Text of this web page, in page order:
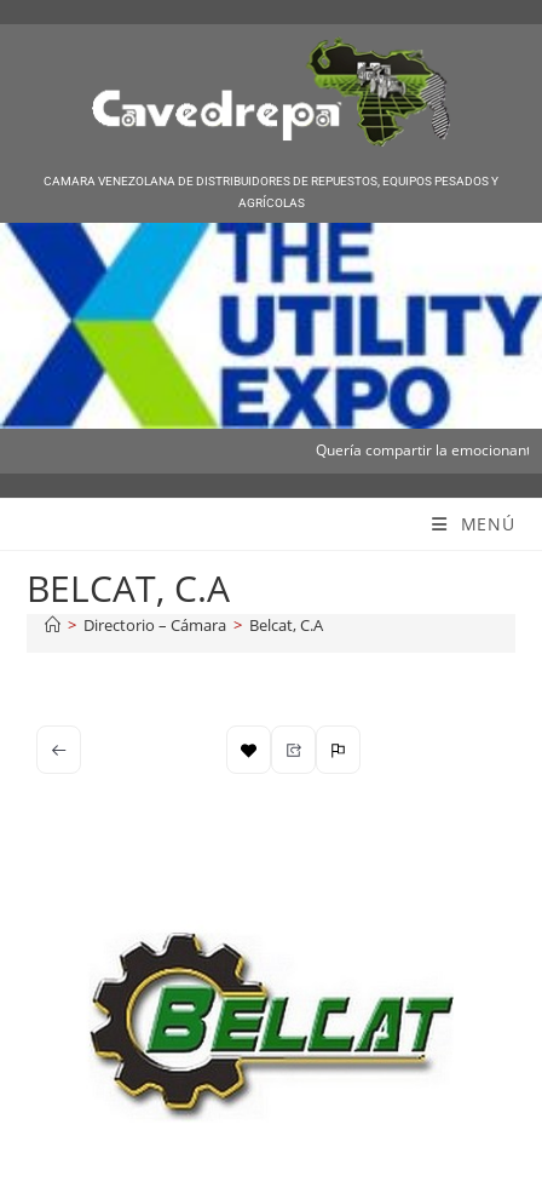
CAMARA VENEZOLANA DE DISTRIBUIDORES DE REPUESTOS, EQUIPOS PESADOS Y
AGRÍCOLAS
Quería compartir la emocionante
MENÚ
BELCAT, C.A
> Directorio – Cámara > Belcat, C.A